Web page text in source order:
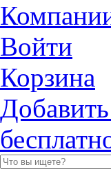
Войти
Корзина